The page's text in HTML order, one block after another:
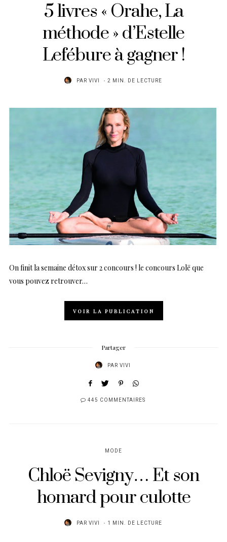
5 livres « Orahe, La
méthode » d’Estelle
Lefébure à gagner !
PAR VIVI 2 MIN. DE LECTURE
On finit la semaine détox sur 2 concours ! le concours Lolë que
vous pouvez retrouver…
VOIR LA PUBLICATION
Partager
PAR VIVI
445 COMMENTAIRES
MODE
Chloë Sevigny… Et son
homard pour culotte
PAR VIVI 1 MIN. DE LECTURE